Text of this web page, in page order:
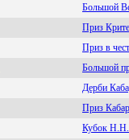
Большой
Приз
Приз в
Большой
Дерби
Приз
Кубок Н.Н.